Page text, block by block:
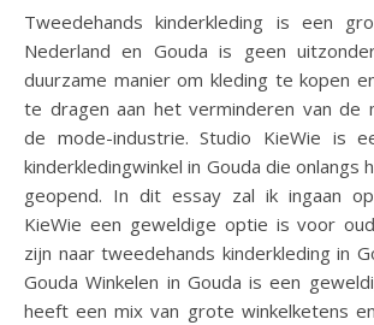
Tweedehands kinderkleding is een groeiende trend in
Nederland en Gouda is geen
duurzame manier om kleding te kopen
te dragen aan het verminderen van de
de mode-industrie. Studio KieWie is
kinderkledingwinkel in Gouda die onlangs
geopend. In dit essay zal ik ingaan
KieWie een geweldige optie is voor
zijn naar tweedehands kinderkleding in
Gouda Winkelen in Gouda is een
heeft een mix van grote winkelketens